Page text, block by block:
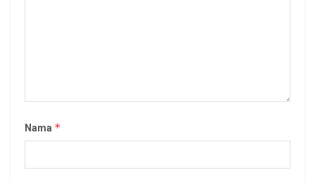
Nama *